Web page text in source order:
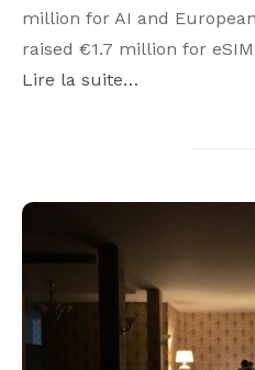
million for AI and
raised €1.7 million for
Lire la suite…